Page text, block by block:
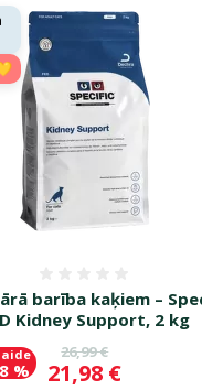
barība kaķiem –
Kidney Support, 2 kg
Oriģinālā cena
26,99 €
Cena
21,98 €
%